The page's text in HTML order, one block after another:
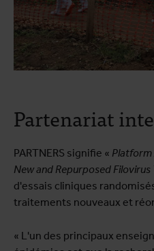
Partenariat
PARTNERS signifie « Platform
New and Repurposed
d'essais cliniques
traitements nouveaux et
« L'un des principaux